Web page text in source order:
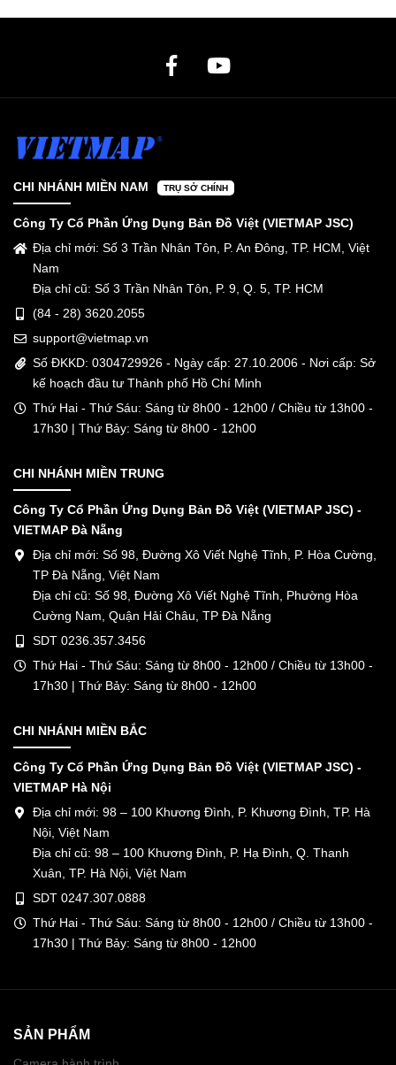
CHI NHÁNH MIỀN NAM TRỤ SỞ CHÍNH
Công Ty Cổ Phần Ứng Dụng Bản Đồ Việt (VIETMAP JSC)
Địa chỉ mới: Số 3 Trần Nhân Tôn, P. An Đông, TP. HCM, Việt
Nam
Địa chỉ cũ: Số 3 Trần Nhân Tôn, P. 9, Q. 5, TP. HCM
(84 - 28) 3620.2055
support@vietmap.vn
Số ĐKKD: 0304729926 - Ngày cấp: 27.10.2006 - Nơi cấp: Sở
kế hoạch đầu tư Thành phố Hồ Chí Minh
Thứ Hai - Thứ Sáu: Sáng từ 8h00 - 12h00 / Chiều từ 13h00 -
17h30 | Thứ Bảy: Sáng từ 8h00 - 12h00
CHI NHÁNH MIỀN TRUNG
Công Ty Cổ Phần Ứng Dụng Bản Đồ Việt (VIETMAP JSC) -
VIETMAP Đà Nẵng
Địa chỉ mới: Số 98, Đường Xô Viết Nghệ Tĩnh, P. Hòa Cường,
TP Đà Nẵng, Việt Nam
Địa chỉ cũ: Số 98, Đường Xô Viết Nghệ Tĩnh, Phường Hòa
Cường Nam, Quận Hải Châu, TP Đà Nẵng
SDT 0236.357.3456
Thứ Hai - Thứ Sáu: Sáng từ 8h00 - 12h00 / Chiều từ 13h00 -
17h30 | Thứ Bảy: Sáng từ 8h00 - 12h00
CHI NHÁNH MIỀN BẮC
Công Ty Cổ Phần Ứng Dụng Bản Đồ Việt (VIETMAP JSC) -
VIETMAP Hà Nội
Địa chỉ mới: 98 – 100 Khương Đình, P. Khương Đình, TP. Hà
Nội, Việt Nam
Địa chỉ cũ: 98 – 100 Khương Đình, P. Hạ Đình, Q. Thanh
Xuân, TP. Hà Nội, Việt Nam
SDT 0247.307.0888
Thứ Hai - Thứ Sáu: Sáng từ 8h00 - 12h00 / Chiều từ 13h00 -
17h30 | Thứ Bảy: Sáng từ 8h00 - 12h00
SẢN PHẨM